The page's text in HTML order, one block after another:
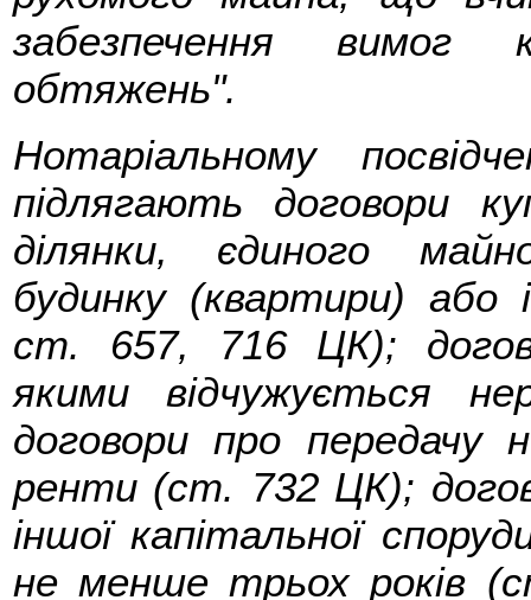
забезпечення вимог
обтяжень".
Нотаріальному
підлягають договори
ділянки, єдиного
будинку (квартири) або
ст. 657, 716 ЦК);
якими відчужується
договори про передачу
ренти (ст. 732 ЦК);
іншої капітальної
не менше трьох років